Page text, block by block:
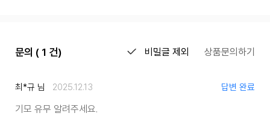
문의 ( 1 건) 비밀글 제외 상품문의하기
최*규 님 2025.12.13 답변 완료
기모 유무 알려주세요.